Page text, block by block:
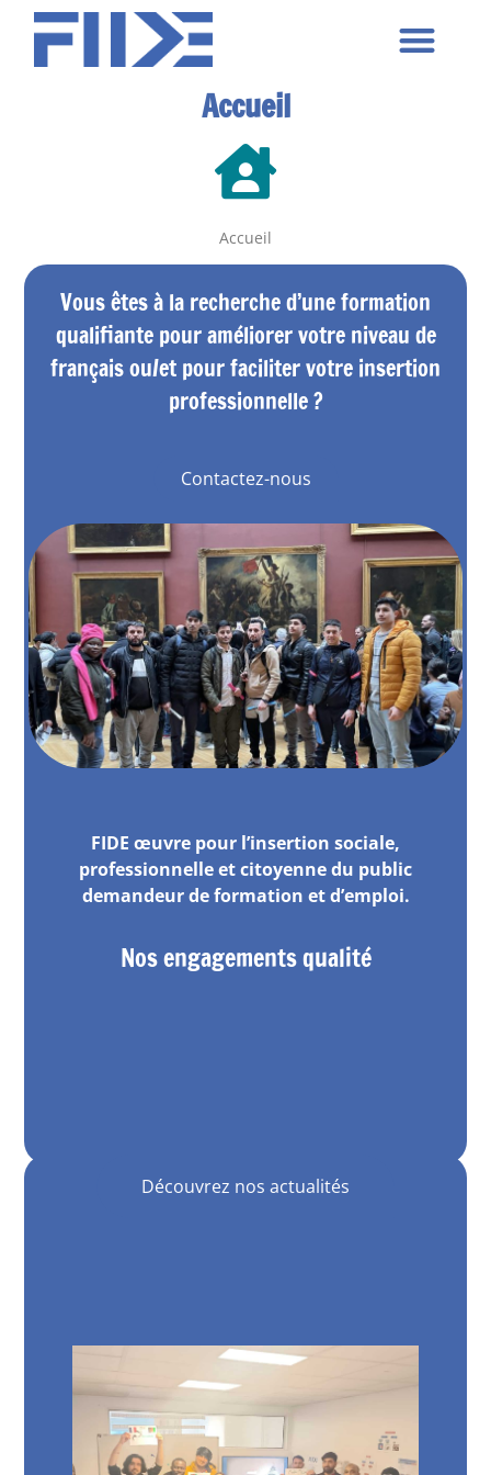
Accueil
Accueil
Vous êtes à la recherche d’une formation
qualifiante pour améliorer votre niveau de
français ou/et pour faciliter votre insertion
professionnelle ?
Contactez-nous
FIDE œuvre pour l’insertion sociale,
professionnelle et citoyenne du public
demandeur de formation et d’emploi.
Nos engagements qualité
Découvrez nos actualités